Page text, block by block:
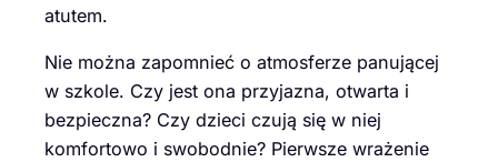
atutem.
Nie można zapomnieć o atmosferze panującej
w szkole. Czy jest ona przyjazna, otwarta i
bezpieczna? Czy dzieci czują się w niej
komfortowo i swobodnie? Pierwsze wrażenie